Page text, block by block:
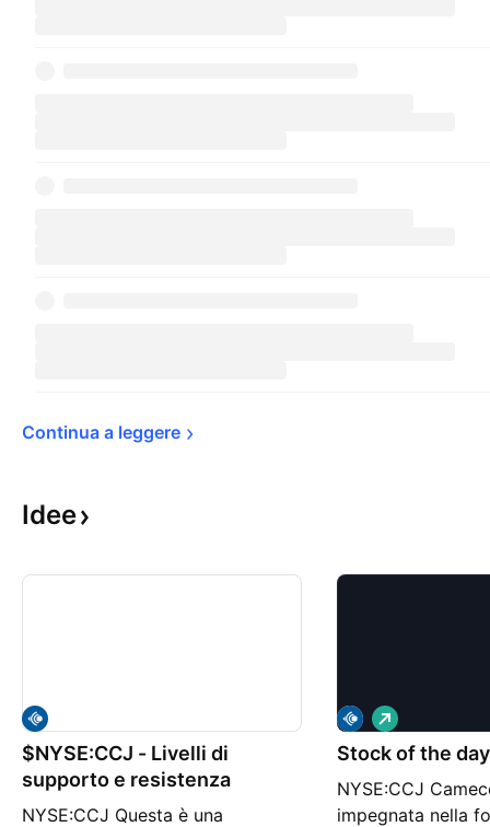
Continua a leggere
Idee
$NYSE:CCJ - Livelli di
supporto e resistenza
NYSE:CCJ Questa è una
Stock of the
NYSE:CCJ
impegnata nella
L
o
n